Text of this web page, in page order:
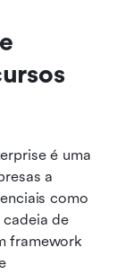
é uma
a
como
de
framework